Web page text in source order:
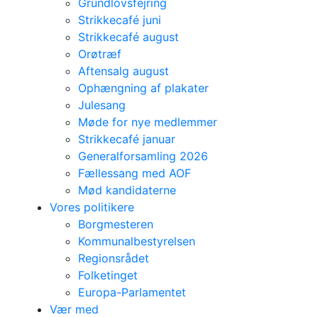
Strikkecafé juni
Strikkecafé august
Orøtræf
Aftensalg august
Ophængning af plakater
Julesang
Møde for nye medlemmer
Strikkecafé januar
Generalforsamling 2026
Fællessang med AOF
Mød kandidaterne
Vores politikere
Borgmesteren
Kommunalbestyrelsen
Regionsrådet
Folketinget
Europa-Parlamentet
Vær med